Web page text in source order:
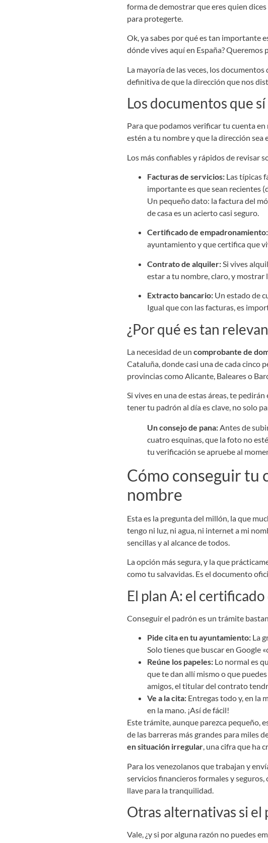
forma de demostrar que eres quien
para protegerte.
Ok, ya sabes por qué es tan importante
dónde vives aquí en España? Queremos
La mayoría de las veces, los
definitiva de que la dirección que nos
Los documentos que
Para que podamos verificar tu cuenta en
estén a tu nombre y que la dirección
Los más confiables y rápidos de revisar
Facturas de servicios: Las típicas
importante es que sean recientes
Un pequeño dato: la factura del
de casa es un acierto casi seguro.
Certificado de empadronamiento:
ayuntamiento y que certifica que
Contrato de alquiler:Si vives
estar a tu nombre, claro, y
Extracto bancario: Un estado de
Igual que con las facturas, es
¿Por qué es tan
La necesidad de un comprobante de
Cataluña, donde casi una de cada cinco
provincias como Alicante, Baleares o
Si vives en una de estas áreas, te
tener tu padrón al día es clave, no solo
Un consejo de pana:Antes de
cuatro esquinas, que la foto no
tu verificación se apruebe al
Cómo conseguir tu
nombre
Esta es la pregunta del millón, la que
tengo ni luz, ni agua, ni internet a mi
sencillas y al alcance de todos.
La opción más segura, y la que
como tu salvavidas. Es el documento
El plan A: el
Conseguir el padrón es un trámite
Pide cita en tu ayuntamiento: La
Solo tienes que buscar en Google
Reúne los papeles: Lo normal es
que te dan allí mismo o que
amigos, el titular del contrato
Ve a la cita: Entregas todo y, en la
en la mano. ¡Así de fácil!
Este trámite, aunque parezca pequeño,
de las barreras más grandes para miles
en situación irregular, una cifra que ha
Para los venezolanos que trabajan y
servicios financieros formales y
llave para la tranquilidad.
Otras alternativas si el
Vale, ¿y si por alguna razón no puedes